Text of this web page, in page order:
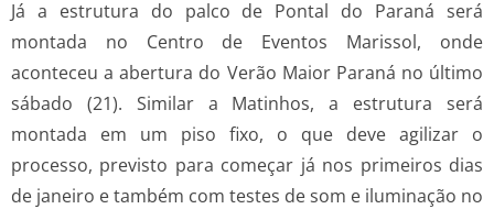
Já a estrutura do palco de Pontal do Paraná será
montada no Centro de Eventos Marissol, onde
aconteceu a abertura do Verão Maior Paraná no último
sábado (21). Similar a Matinhos, a estrutura será
montada em um piso fixo, o que deve agilizar o
processo, previsto para começar já nos primeiros dias
de janeiro e também com testes de som e iluminação no